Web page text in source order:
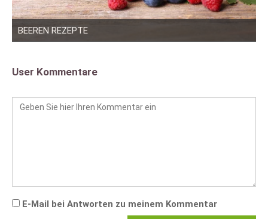
BEEREN REZEPTE
User Kommentare
E-Mail bei Antworten zu meinem Kommentar